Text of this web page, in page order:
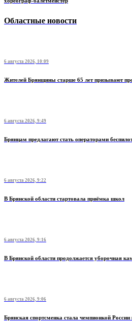
Областные новости
6 августа 2026, 10:09
Жителей Брянщины старше 65 лет призывают
6 августа 2026, 9:49
Брянцам предлагают стать оперaторами
6 августа 2026, 9:22
В Брянской области стартовала приёмка школ
6 августа 2026, 9:16
В Брянской области продолжается уборочная
6 августа 2026, 9:06
Брянская спортсменка стала чемпионкой